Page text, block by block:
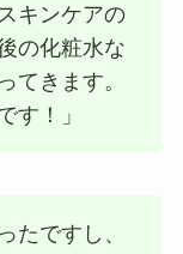
キンケアの
の化粧水な
てきます。
す！」
たですし、